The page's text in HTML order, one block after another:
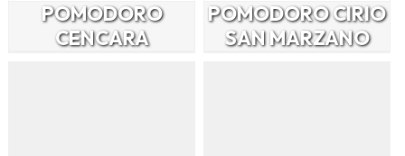
POMODORO
CENCARA
POMODORO CIRIO
SAN MARZANO